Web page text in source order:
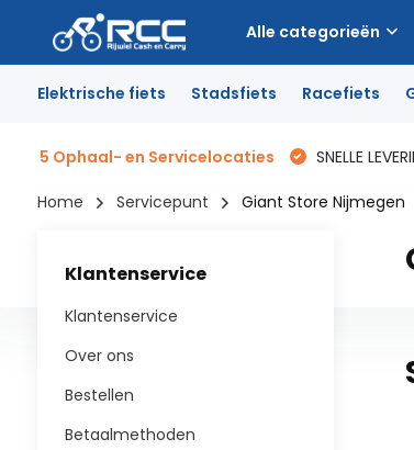
Alle categorieën
Elektrische fiets Stadsfiets Racefiets
5 Ophaal- en Servicelocaties SNELLE
Home Servicepunt Giant Store Nijmegen
Klantenservice
Klantenservice
Over ons
Bestellen
Betaalmethoden